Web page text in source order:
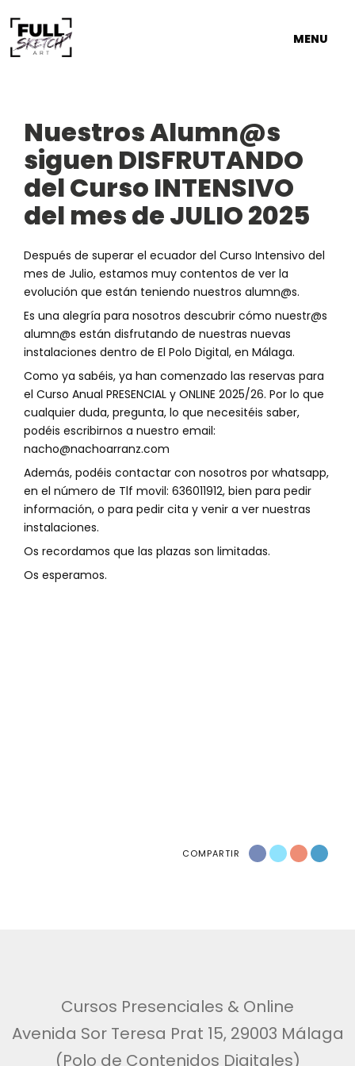
MENU
Nuestros Alumn@s
siguen DISFRUTANDO
del Curso INTENSIVO
del mes de JULIO 2025
Después de superar el ecuador del Curso Intensivo del
mes de Julio, estamos muy contentos de ver la
evolución que están teniendo nuestros alumn@s.
Es una alegría para nosotros descubrir cómo nuestr@s
alumn@s están disfrutando de nuestras nuevas
instalaciones dentro de El Polo Digital, en Málaga.
Como ya sabéis, ya han comenzado las reservas para
el Curso Anual PRESENCIAL y ONLINE 2025/26. Por lo que
cualquier duda, pregunta, lo que necesitéis saber,
podéis escribirnos a nuestro email:
nacho@nachoarranz.com
Además, podéis contactar con nosotros por whatsapp,
en el número de Tlf movil: 636011912, bien para pedir
información, o para pedir cita y venir a ver nuestras
instalaciones.
Os recordamos que las plazas son limitadas.
Os esperamos.
COMPARTIR
Cursos Presenciales & Online
Avenida Sor Teresa Prat 15, 29003 Málaga
(Polo de Contenidos Digitales)